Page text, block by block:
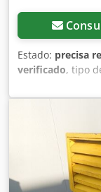
Estado: precisa
verificado, tipo
, horas de
Copco XAS 68
de
12,5 kVA,
de serie
funciona
disponible.